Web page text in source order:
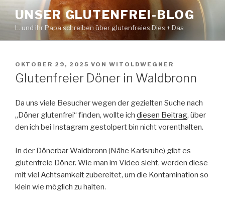
Inhalt
springen
UNSER GLUTENFREI-BLOG
L. und ihr Papa schreiben über glutenfreies Dies + Das
VERÖFFENTLICHT
AM
OKTOBER 29, 2025 VON WITOLDWEGNER
Glutenfreier Döner in Waldbronn
Da uns viele Besucher wegen der gezielten Suche nach
„Döner glutenfrei“ finden, wollte ich diesen Beitrag, über
den ich bei Instagram gestolpert bin nicht vorenthalten.
In der Dönerbar Waldbronn (Nähe Karlsruhe) gibt es
glutenfreie Döner. Wie man im Video sieht, werden diese
mit viel Achtsamkeit zubereitet, um die Kontamination so
klein wie möglich zu halten.